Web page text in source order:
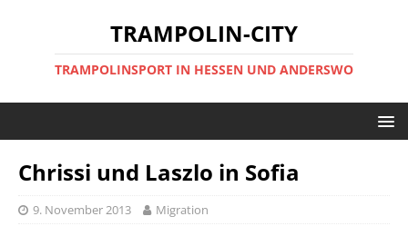
TRAMPOLIN-CITY
TRAMPOLINSPORT IN HESSEN UND ANDERSWO
Chrissi und Laszlo in Sofia
9. November 2013 Migration